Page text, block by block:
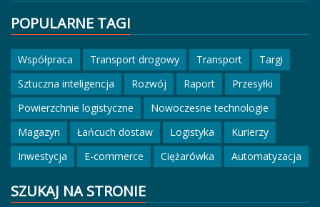
POPULARNE TAGI
Współpraca Transport drogowy Transport
Targi
Sztuczna inteligencja
Rozwój Raport
Przesyłki
Powierzchnie logistyczne
Nowoczesne technologie
Magazyn
Łańcuch dostaw Logistyka
Kurierzy
Inwestycja
E-commerce Ciężarówka Automatyzacja
SZUKAJ NA STRONIE